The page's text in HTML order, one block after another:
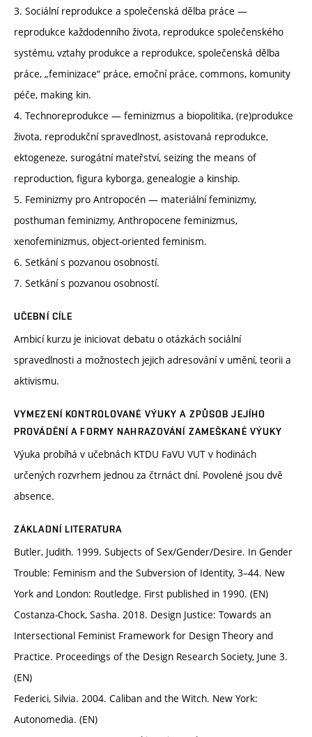
3. Sociální reprodukce a společenská dělba práce —
reprodukce každodenního života, reprodukce společenského
systému, vztahy produkce a reprodukce, společenská dělba
práce, „feminizace“ práce, emoční práce, commons, komunity
péče, making kin.
4. Technoreprodukce — feminizmus a biopolitika, (re)produkce
života, reprodukční spravedlnost, asistovaná reprodukce,
ektogeneze, surogátní mateřství, seizing the means of
reproduction, figura kyborga, genealogie a kinship.
5. Feminizmy pro Antropocén — materiální feminizmy,
posthuman feminizmy, Anthropocene feminizmus,
xenofeminizmus, object-oriented feminism.
6. Setkání s pozvanou osobností.
7. Setkání s pozvanou osobností.
UČEBNÍ CÍLE
Ambicí kurzu je iniciovat debatu o otázkách sociální
spravedlnosti a možnostech jejich adresování v umění, teorii a
aktivismu.
VYMEZENÍ KONTROLOVANÉ VÝUKY A ZPŮSOB JEJÍHO
PROVÁDĚNÍ A FORMY NAHRAZOVÁNÍ ZAMEŠKANÉ VÝUKY
Výuka probíhá v učebnách KTDU FaVU VUT v hodinách
určených rozvrhem jednou za čtrnáct dní. Povolené jsou dvě
absence.
ZÁKLADNÍ LITERATURA
Butler, Judith. 1999. Subjects of Sex/Gender/Desire. In Gender
Trouble: Feminism and the Subversion of Identity, 3–44. New
York and London: Routledge. First published in 1990. (EN)
Costanza-Chock, Sasha. 2018. Design Justice: Towards an
Intersectional Feminist Framework for Design Theory and
Practice. Proceedings of the Design Research Society, June 3.
(EN)
Federici, Silvia. 2004. Caliban and the Witch. New York:
Autonomedia. (EN)